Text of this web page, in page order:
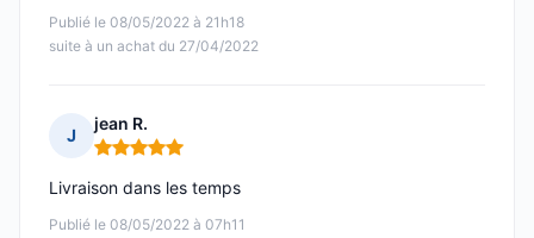
Publié le 08/05/2022 à 21h18
suite à un achat du 27/04/2022
J
jean R.
Note : 5 sur 5
Publié le 08/05/2022 à 07h11
Livraison dans les temps